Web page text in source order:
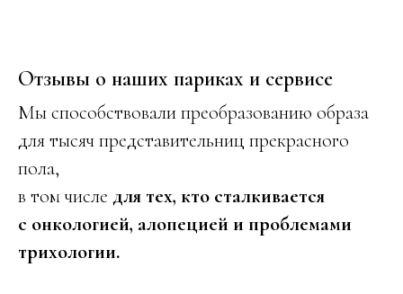
Отзывы о наших париках и сервисе
Мы способствовали преобразованию образа
для тысяч представительниц прекрасного
пола,
в том числе для тех, кто сталкивается
с онкологией, алопецией и проблемами
трихологии.